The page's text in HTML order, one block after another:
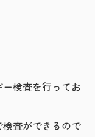
検査を行ってお
査ができるので